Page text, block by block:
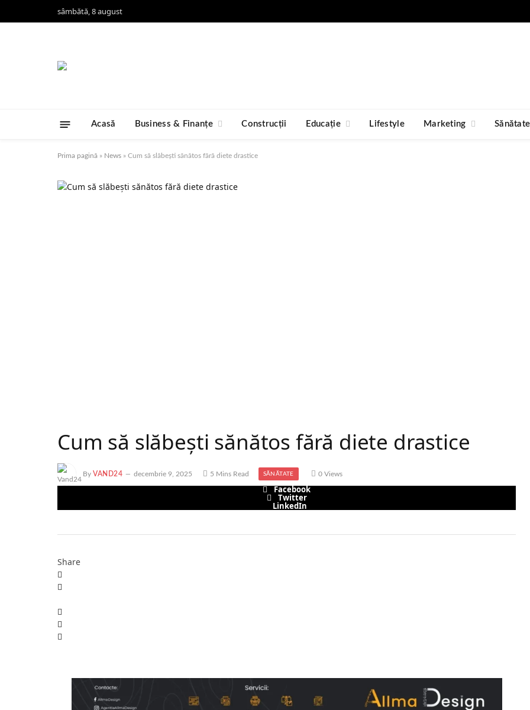
sâmbătă, 8 august
Acasă Business & Finanțe Construcții Educație Lifestyle Marketing Sănătate
Prima pagină » News » Cum să slăbești sănătos fără diete drastice
Cum să slăbești sănătos fără diete drastice
By VAND24 decembrie 9, 2025 5 Mins Read SĂNĂTATE 0 Views
Facebook
Twitter
LinkedIn
Share